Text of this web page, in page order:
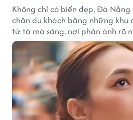
Không chỉ có biển đẹp, Đà Nẵng
chân du khách bằng những khu
từ tờ mờ sáng, nơi phản ánh rõ
thành phố biển.